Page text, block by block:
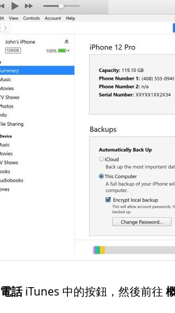
電話iTunes 中的按鈕，然後前往